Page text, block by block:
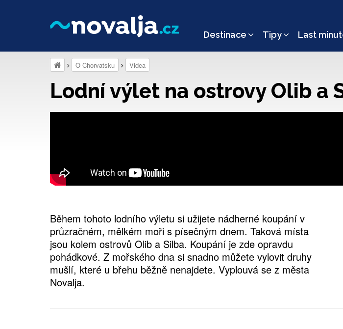
Destinace Tipy Last
O Chorvatsku Videa
Lodní výlet na ostrovy Olib a
Během tohoto lodního výletu si užijete nádherné koupání v
průzračném, mělkém moři s písečným dnem. Taková místa
jsou kolem ostrovů Olib a Silba. Koupání je zde opravdu
pohádkové. Z mořského dna si snadno můžete vylovit druhy
mušlí, které u břehu běžně nenajdete. Vyplouvá se z města
Novalja.